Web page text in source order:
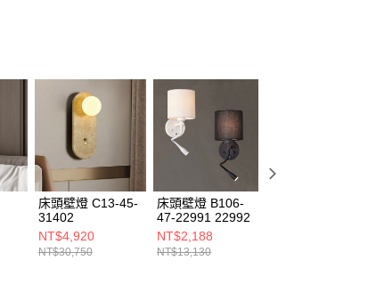
床頭壁燈 C13-45-
31402
NT$4,920
NT$30,750
床頭壁燈 B106-
47-22991 22992
NT$2,188
NT$13,130